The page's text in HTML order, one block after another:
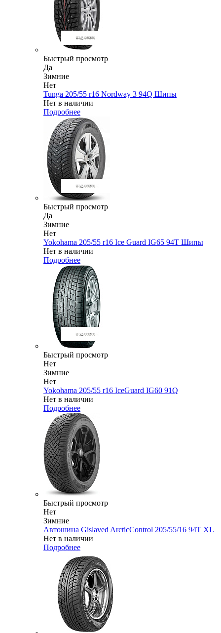
Быстрый просмотр
Да
Зимние
Нет
Tunga 205/55 r16 Nordway 3 94Q Шипы
Нет в наличии
Подробнее
Быстрый просмотр
Да
Зимние
Нет
Yokohama 205/55 r16 Ice Guard IG65 94T Шипы
Нет в наличии
Подробнее
Быстрый просмотр
Нет
Зимние
Нет
Yokohama 205/55 r16 IceGuard IG60 91Q
Нет в наличии
Подробнее
Быстрый просмотр
Нет
Зимние
Автошина Gislaved ArcticControl 205/55/16 94T XL
Нет в наличии
Подробнее